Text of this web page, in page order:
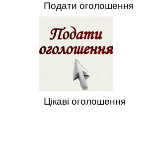
Подати оголошення
Цікаві оголошення